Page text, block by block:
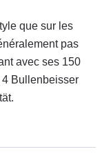
que sur les
pas
avec ses 150
Bullenbeisser